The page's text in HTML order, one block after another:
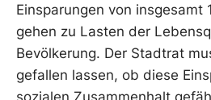
Einsparungen von insgesamt
gehen zu Lasten der
Bevölkerung. Der Stadtrat
gefallen lassen, ob diese
sozialen Zusammenhalt